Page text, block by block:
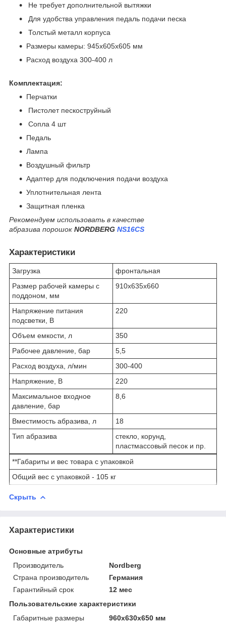
Не требует дополнительной вытяжки
Для удобства управления педаль подачи песка
Толстый металл корпуса
Размеры камеры: 945х605х605 мм
Расход воздуха 300-400 л
Комплектация:
Перчатки
Пистолет пескоструйный
Сопла 4 шт
Педаль
Лампа
Воздушный фильтр
Адаптер для подключения подачи воздуха
Уплотнительная лента
Защитная пленка
Рекомендуем использовать в качестве
абразива порошок NORDBERG NS16CS
Характеристики
Загрузка
фронтальная
Размер рабочей камеры с
поддоном, мм
910x635x660
Напряжение питания
подсветки, В
220
Объем емкости, л
350
Рабочее давление, бар
5,5
Расход воздуха, л/мин
300-400
Напряжение, В
220
Максимальное входное
давление, бар
8,6
Вместимость абразива, л
18
Тип абразива
стекло, корунд,
пластмассовый песок и пр.
**Габариты и вес товара с упаковкой
Общий вес с упаковкой - 105 кг
Скрыть
Характеристики
Основные атрибуты
Производитель
Nordberg
Страна производитель
Германия
Гарантийный срок
12 мес
Пользовательские характеристики
Габаритные размеры
960х630х650 мм